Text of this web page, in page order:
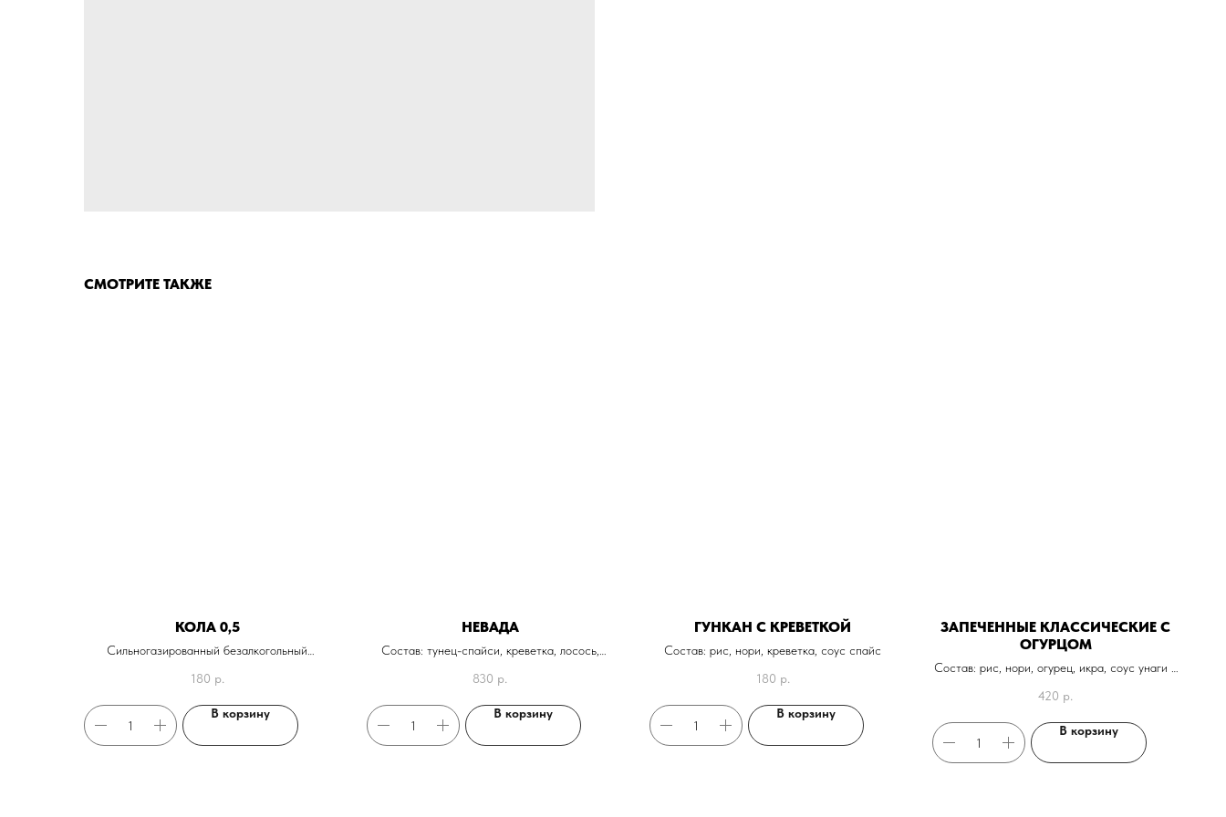
СМОТРИТЕ ТАКЖЕ
КОЛА 0,5
Сильногазированный безалкогольный
180 р.
В корзину
НЕВАДА
Состав: тунец-спайси, креветка, лосось,
830 р.
В корзину
ГУНКАН С КРЕВЕТКОЙ
Состав: рис, нори, креветка, соус спайс
180 р.
В корзину
ЗАПЕЧЕННЫЕ КЛАССИЧЕСКИЕ С
ОГУРЦОМ
Состав: рис, нори, огурец, икра, соус унаги и
+ сыр 50р
420 р.
В корзину